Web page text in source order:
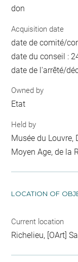
don
Acquisition date
date de comité/
date du conseil :
date de l'arrêté/
Owned by
Etat
Held by
Musée du Louvre,
Moyen Age, de la
LOCATION OF
Current location
Richelieu, [OArt]